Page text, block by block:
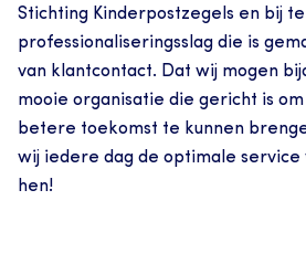
Stichting Kinderpostzegels en bij
professionaliseringsslag die is
van klantcontact. Dat wij mogen
mooie organisatie die gericht is
betere toekomst te kunnen
wij iedere dag de optimale
hen!